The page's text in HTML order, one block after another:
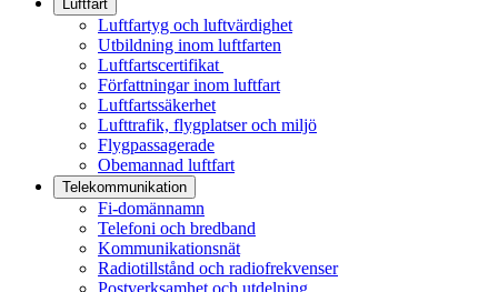
Luftfart
Luftfartyg och luftvärdighet
Utbildning inom luftfarten
Luftfartscertifikat
Författningar inom luftfart
Luftfartssäkerhet
Lufttrafik, flygplatser och miljö
Flygpassagerade
Obemannad luftfart
Telekommunikation
Fi-domännamn
Telefoni och bredband
Kommunikationsnät
Radiotillstånd och radiofrekvenser
Postverksamhet och utdelning